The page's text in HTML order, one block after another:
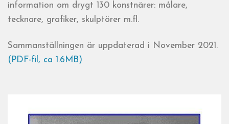
information om drygt 130 konstnärer: målare,
tecknare, grafiker, skulptörer m.fl.
Sammanställningen är uppdaterad i November 2021.
(PDF-fil, ca 1.6MB)